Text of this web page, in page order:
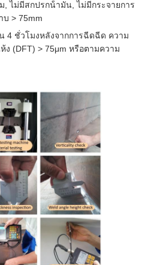
, ไม่มีสกปรกน้ํามัน, ไม่มีกระจายการ
บ > 75mm
4 ชั่วโมงหลังจากการฉีดฉีด ความ
ง (DFT) > 75μm หรือตามความ